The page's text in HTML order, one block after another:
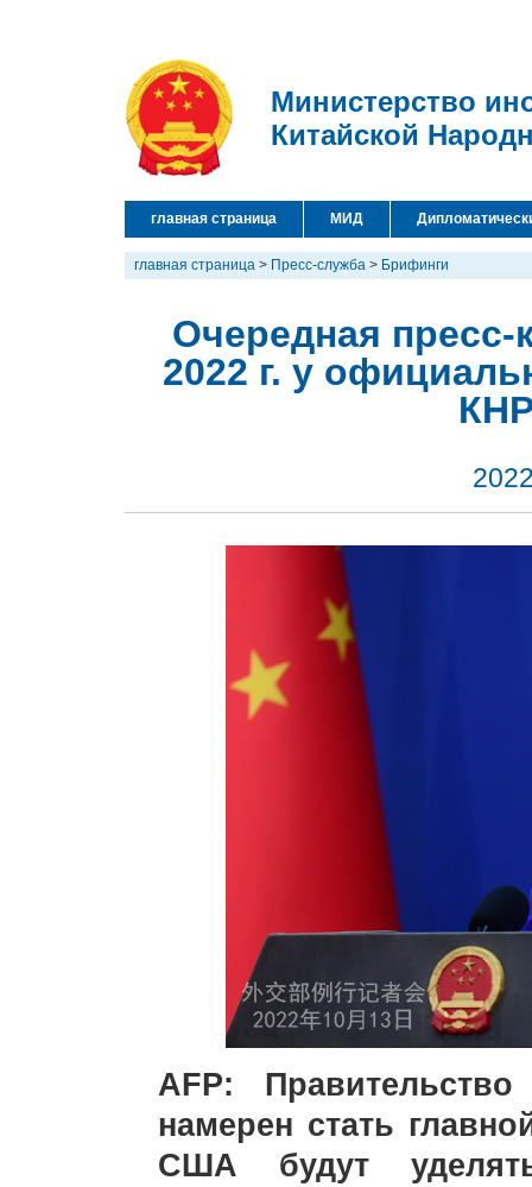
Министерство
Китайской
главная страница МИД
главная страница > Пресс-служба > Брифинги
Очередная пресс-
2022 г. у
AFP:
намерен стать
США будут